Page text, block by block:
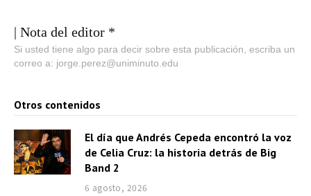
| Nota del editor *
Si usted tiene algo para decir sobre esta publicación, escriba un
correo a: jorge.perez@uniminuto.edu
Otros contenidos
El día que Andrés Cepeda encontró la voz
de Celia Cruz: la historia detrás de Big
Band 2
6 agosto, 2026